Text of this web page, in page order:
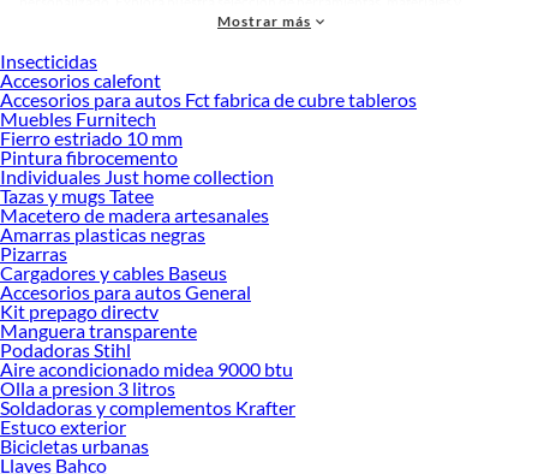
accesorios de calidad que te ayudarán a crear un espacio más tú.
Desde remodelaciones hasta proyectos de decoración, estamos aquí para hacer
tus ideas realidad. ¡Visítanos y encuentra todo lo que tenemos para ofrecerte en
Cojines y Almohadas!
Explora la variedad de productos de Cojines y Almohadas en Sodimac
Herramientas, materiales y accesorios de calidad para tus proyectos y
renovación de espacios. ¡Visítanos y descubre todo lo que tenemos para
ofrecerte!
Encuentra una amplia variedad de productos de Cojines y Almohadas en
Sodimac. Encuentra todo lo necesario para tus proyectos de renovación y
decoración. ¡Visítanos y haz tus ideas realidad!
Mostrar más
Insecticidas
Accesorios calefont
Accesorios para autos Fct fabrica de cubre tableros
Muebles Furnitech
Fierro estriado 10 mm
Pintura fibrocemento
Individuales Just home collection
Tazas y mugs Tatee
Macetero de madera artesanales
Amarras plasticas negras
Pizarras
Cargadores y cables Baseus
Accesorios para autos General
Kit prepago directv
Manguera transparente
Podadoras Stihl
Aire acondicionado midea 9000 btu
Olla a presion 3 litros
Soldadoras y complementos Krafter
Estuco exterior
Bicicletas urbanas
Llaves Bahco